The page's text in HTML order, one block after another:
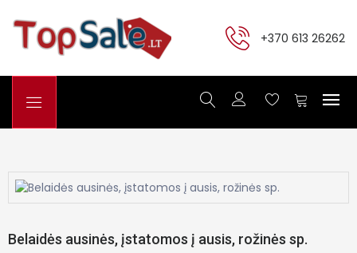
+370 613 26262
Belaidės ausinės, įstatomos į ausis, rožinės sp.